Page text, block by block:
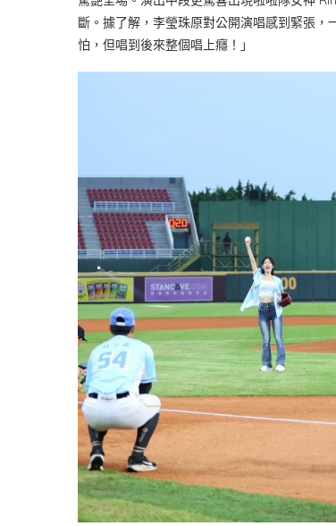
斷。據了解，李瑩珠原對公開演唱感到緊張
怕，但唱到後來整個唱上癮！」